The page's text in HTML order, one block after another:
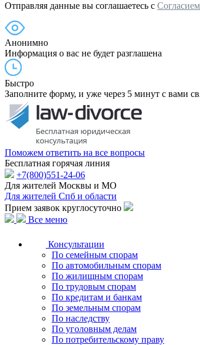
Отправляя данные вы соглашаетесь с
Анонимно
Информация о вас не будет разглашена
Быстро
Заполните форму, и уже через 5 минут с вами
Поможем ответить на все вопросы
Бесплатная горячая линия
+7(800)551-24-06
Для жителей Москвы и МО
Для жителей Спб и области
Прием заявок круглосуточно
Все меню
Консультации
По семейным спорам
По автомобильным спорам
По жилищным спорам
По трудовым спорам
По кредитам и банкам
По земельным спорам
По наследству
По уголовным делам
По потребительскому праву